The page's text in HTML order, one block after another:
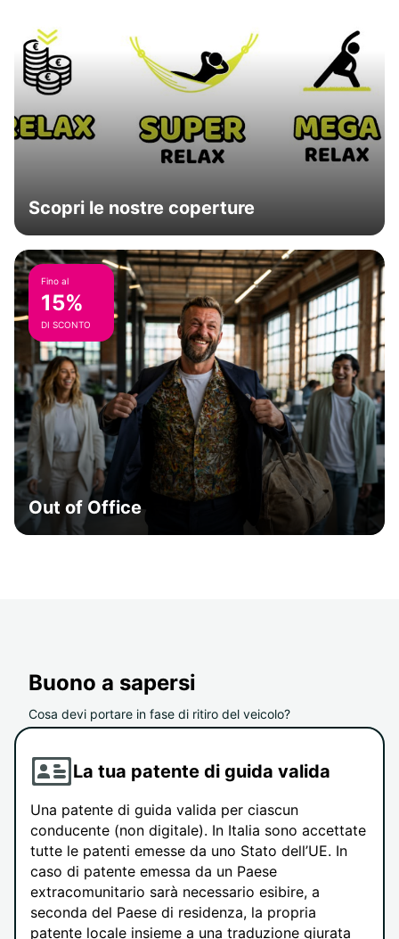
Scopri le nostre coperture
Fino al
15%
DI SCONTO
Out of Office
Buono a sapersi
Cosa devi portare in fase di ritiro del veicolo?
La tua patente di guida valida
Una patente di guida valida per ciascun
conducente (non digitale). In Italia sono accettate
tutte le patenti emesse da uno Stato dell’UE. In
caso di patente emessa da un Paese
extracomunitario sarà necessario esibire, a
seconda del Paese di residenza, la propria
patente locale insieme a una traduzione giurata